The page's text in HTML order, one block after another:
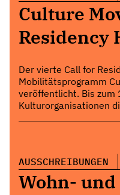
Culture
Residency
Der vierte Call for
Mobilitätsprogramm
veröffentlicht. Bis zum
Kulturorganisationen
AUSSCHREIBUNGEN
Wohn- und